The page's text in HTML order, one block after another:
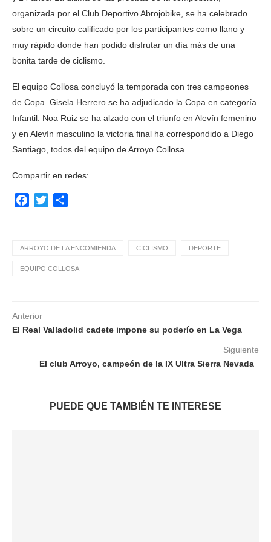
organizada por el Club Deportivo Abrojobike, se ha celebrado
sobre un circuito calificado por los participantes como llano y
muy rápido donde han podido disfrutar un día más de una
bonita tarde de ciclismo.
El equipo Collosa concluyó la temporada con tres campeones
de Copa. Gisela Herrero se ha adjudicado la Copa en categoría
Infantil. Noa Ruiz se ha alzado con el triunfo en Alevín femenino
y en Alevín masculino la victoria final ha correspondido a Diego
Santiago, todos del equipo de Arroyo Collosa.
Compartir en redes:
Facebook
Twitter
ARROYO DE LA ENCOMIENDA CICLISMO DEPORTE
EQUIPO COLLOSA
Anterior
El Real Valladolid cadete impone su poderío en La Vega
Siguiente
El club Arroyo, campeón de la IX Ultra Sierra Nevada
PUEDE QUE TAMBIÉN TE INTERESE